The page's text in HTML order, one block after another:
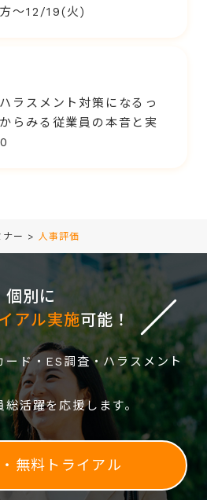
～12/19(火)
ラスメント対策になるっ
らみる従業員の本音と実
ー > 人事評価
個別に
アル実施可能！
ド・ES調査・ハラスメント
活躍を応援します。
無料トライアル